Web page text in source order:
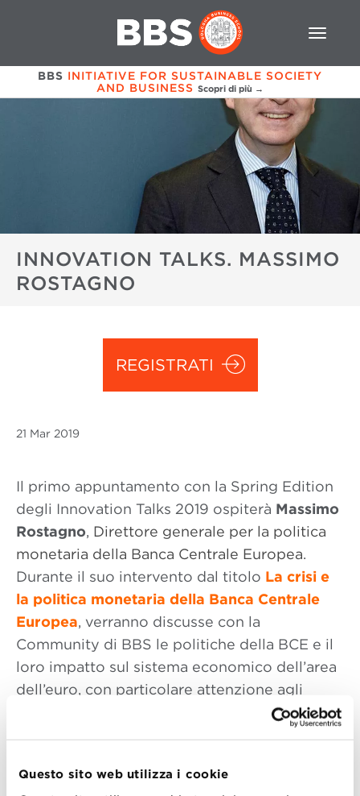
Questo sito web utilizza i cookie
BBS INITIATIVE FOR SUSTAINABLE SOCIETY
AND BUSINESS Scopri di più →
INNOVATION TALKS. MASSIMO
ROSTAGNO
REGISTRATI
21 Mar 2019
Il primo appuntamento con la Spring Edition
degli Innovation Talks 2019 ospiterà Massimo
Rostagno, Direttore generale per la politica
monetaria della Banca Centrale Europea.
Durante il suo intervento dal titolo La crisi e
la politica monetaria della Banca Centrale
Europea, verranno discusse con la
Community di BBS le politiche della BCE e il
loro impatto sul sistema economico dell’area
dell’euro, con particolare attenzione agli
strumenti attivati in risposta alla crisi
conPhilip Morris Italia.